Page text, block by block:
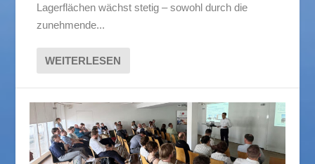
Lagerflächen wächst stetig – sowohl durch die
zunehmende...
WEITERLESEN